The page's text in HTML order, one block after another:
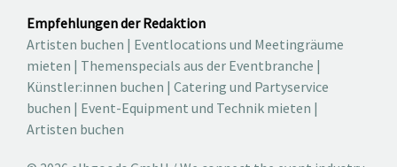
Empfehlungen der Redaktion
Artisten buchen | Eventlocations und Meetingräume
mieten | Themenspecials aus der Eventbranche |
Künstler:innen buchen | Catering und Partyservice
buchen | Event-Equipment und Technik mieten |
Artisten buchen